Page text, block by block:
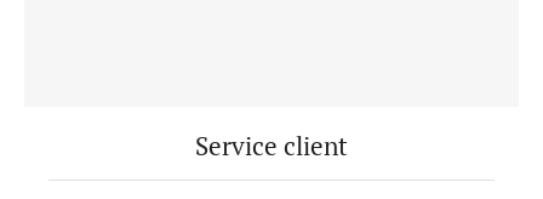
Service client